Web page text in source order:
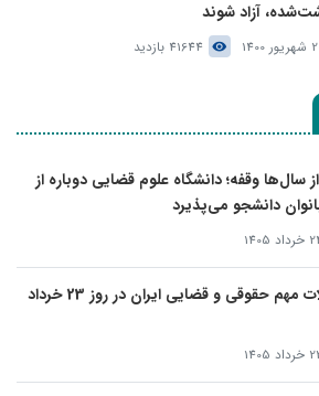
آزاد شوند
1400 41644 بازدید
سال‌ها وقفه؛ دانشگاه علوم قضایی دوباره از
دانشجو می‌پذیرد
1405
تحولات مهم حقوقی و قضایی ایران در روز 23 خرداد
1405